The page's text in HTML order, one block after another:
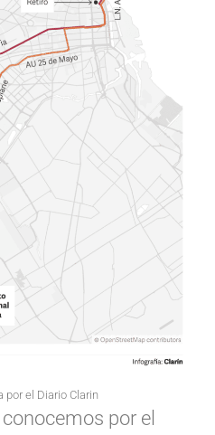
por el Diario Clarin
por el